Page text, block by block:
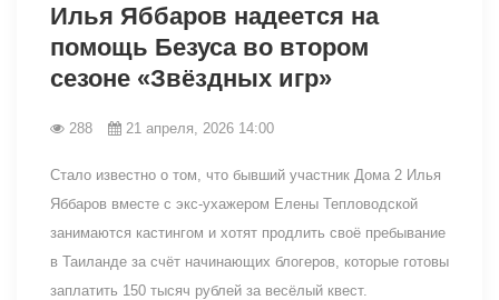
Илья Яббаров надеется на
помощь Безуса во втором
сезоне «Звёздных игр»
288 21 апреля, 2026 14:00
Стало известно о том, что бывший участник Дома 2 Илья
Яббаров вместе с экс-ухажером Елены Тепловодской
занимаются кастингом и хотят продлить своё пребывание
в Таиланде за счёт начинающих блогеров, которые готовы
заплатить 150 тысяч рублей за весёлый квест.